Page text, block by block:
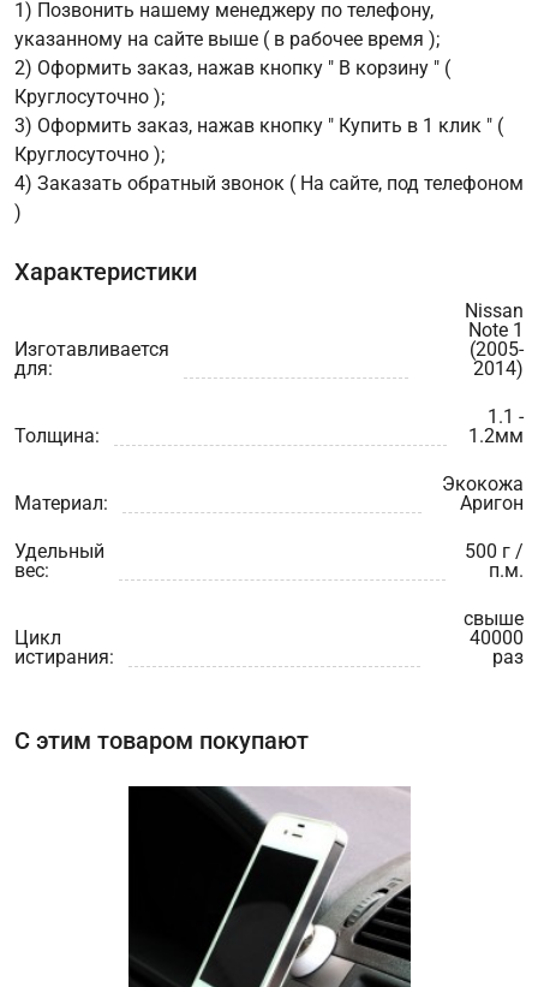
1) Позвонить нашему менеджеру по телефону,
указанному на сайте выше ( в рабочее время );
2) Оформить заказ, нажав кнопку " В корзину " (
Круглосуточно );
3) Оформить заказ, нажав кнопку " Купить в 1 клик " (
Круглосуточно );
4) Заказать обратный звонок ( На сайте, под телефоном
)
Характеристики
Изготавливается
для:
Nissan
Note 1
(2005-
2014)
Толщина:
1.1 -
1.2мм
Материал:
Экокожа
Аригон
Удельный
вес:
500 г /
п.м.
Цикл
истирания:
свыше
40000
раз
С этим товаром покупают